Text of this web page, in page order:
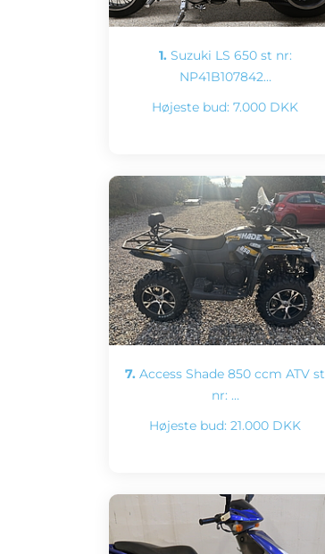
1. Suzuki LS 650 st nr:
NP41B107842…
Højeste bud: 7.000 DKK
7. Access Shade 850 ccm ATV st
nr: …
Højeste bud: 21.000 DKK